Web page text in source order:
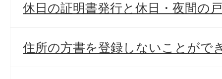
休日の証明書発行と休日・夜間の
住所の方書を登録しないことがで